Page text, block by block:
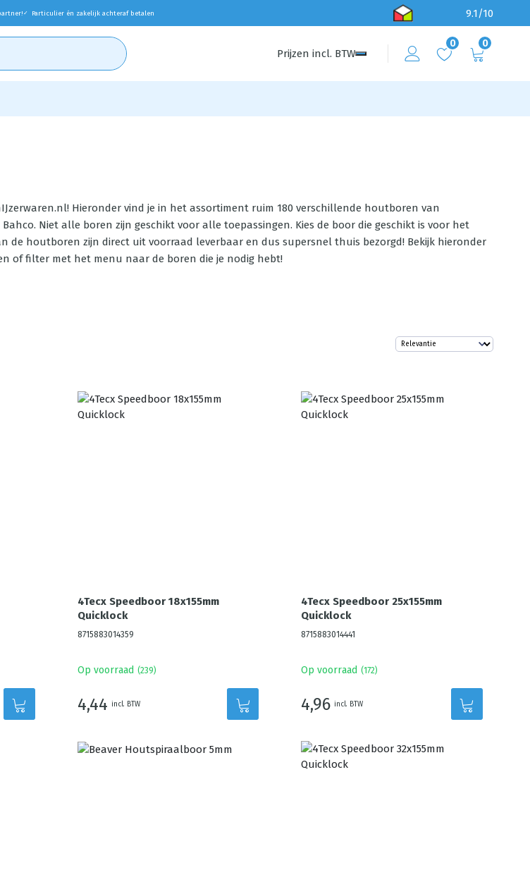
✓ Particulier én zakelijk achteraf betalen 9.1/10
Prijzen incl. BTW
0 0
Hieronder vind je in het assortiment ruim 180 verschillende houtboren van
Niet alle boren zijn geschikt voor alle toepassingen. Kies de boor die geschikt is voor het
de houtboren zijn direct uit voorraad leverbaar en dus supersnel thuis bezorgd! Bekijk hieronder
of filter met het menu naar de boren die je nodig hebt!
4Tecx Speedboor 18x155mm
Quicklock
8715883014359
Op voorraad (239)
4,44 incl. BTW
4Tecx Speedboor 25x155mm
Quicklock
8715883014441
Op voorraad (172)
4,96 incl. BTW